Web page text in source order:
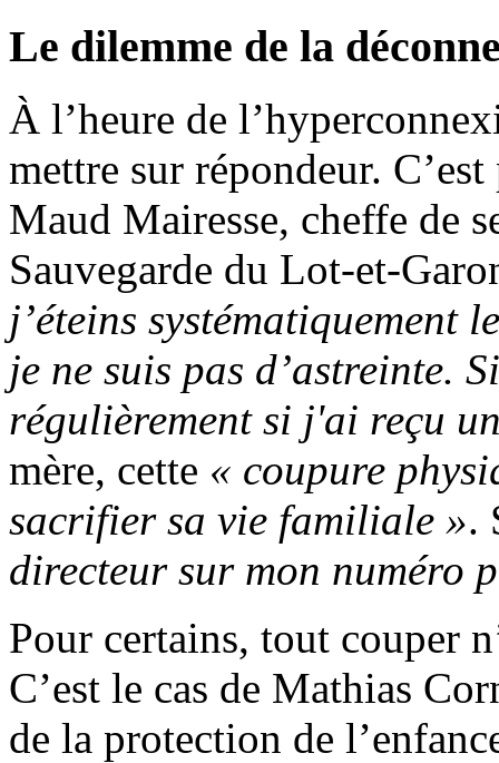
Le dilemme de la
À l’heure de
mettre sur répondeur.
Maud Mairesse, cheffe de
Sauvegarde du Lot-et-
j’éteins systématiquement
je ne suis pas d’astreinte.
régulièrement si j'ai reçu
mère, cette « coupure
sacrifier sa vie familiale ».
directeur sur mon numéro
Pour certains, tout couper
C’est le cas de Mathias
de la protection de